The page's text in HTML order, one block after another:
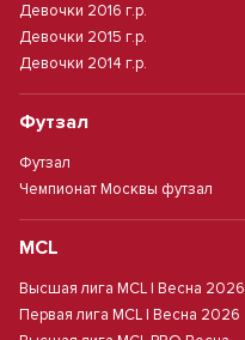
Девочки 2016 г.р.
Девочки 2015 г.р.
Девочки 2014 г.р.
Футзал
Футзал
Чемпионат Москвы футзал
MCL
Высшая лига MCL | Весна 2026
Первая лига MCL | Весна 2026